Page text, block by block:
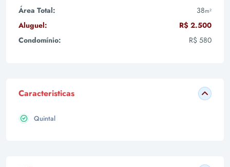
Área Total: 38m²
Aluguel:
R$ 2.500
Condomínio:
R$ 580
Caracteristicas
Quintal